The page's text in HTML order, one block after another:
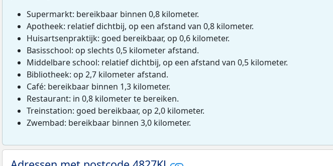
Supermarkt: bereikbaar binnen 0,8 kilometer.
Apotheek: relatief dichtbij, op een afstand van 0,8 kilometer.
Huisartsenpraktijk: goed bereikbaar, op 0,6 kilometer.
Basisschool: op slechts 0,5 kilometer afstand.
Middelbare school: relatief dichtbij, op een afstand van 0,5 kilometer.
Bibliotheek: op 2,7 kilometer afstand.
Café: bereikbaar binnen 1,3 kilometer.
Restaurant: in 0,8 kilometer te bereiken.
Treinstation: goed bereikbaar, op 2,0 kilometer.
Zwembad: bereikbaar binnen 3,0 kilometer.